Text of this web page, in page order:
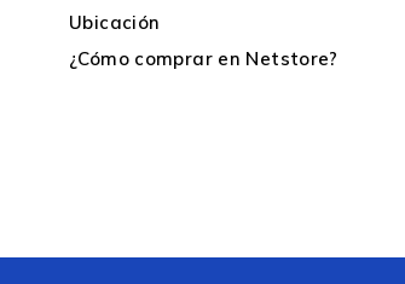
Ubicación
¿Cómo comprar en Netstore?